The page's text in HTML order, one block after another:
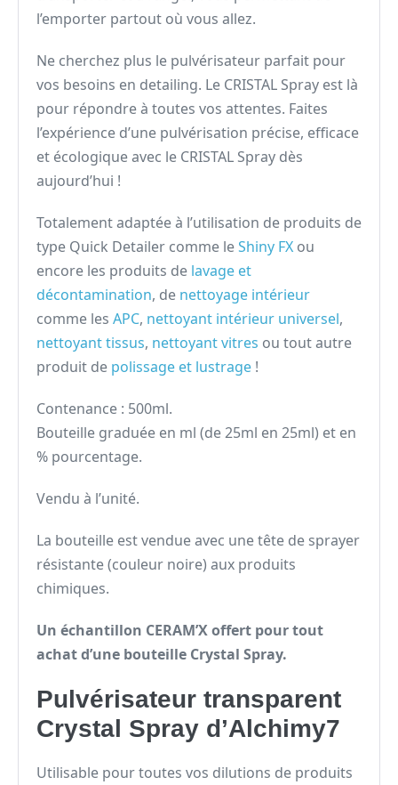
l’emporter partout où vous allez.
Ne cherchez plus le pulvérisateur parfait pour
vos besoins en detailing. Le CRISTAL Spray est là
pour répondre à toutes vos attentes. Faites
l’expérience d’une pulvérisation précise, efficace
et écologique avec le CRISTAL Spray dès
aujourd’hui !
Totalement adaptée à l’utilisation de produits de
type Quick Detailer comme leShiny FX ou
encore les produits de lavage et
décontamination, de nettoyage intérieur
comme les APC, nettoyant intérieur universel,
nettoyant tissus, nettoyant vitres ou tout autre
produit de polissage et lustrage !
Contenance : 500ml.
Bouteille graduée en ml (de 25ml en 25ml) et en
% pourcentage.
Vendu à l’unité.
La bouteille est vendue avec une tête de sprayer
résistante (couleur noire) aux produits
chimiques.
Un échantillon CERAM’X offert pour tout
achat d’une bouteille Crystal Spray.
Pulvérisateur transparent
Crystal Spray d’Alchimy7
Utilisable pour toutes vos dilutions de produits